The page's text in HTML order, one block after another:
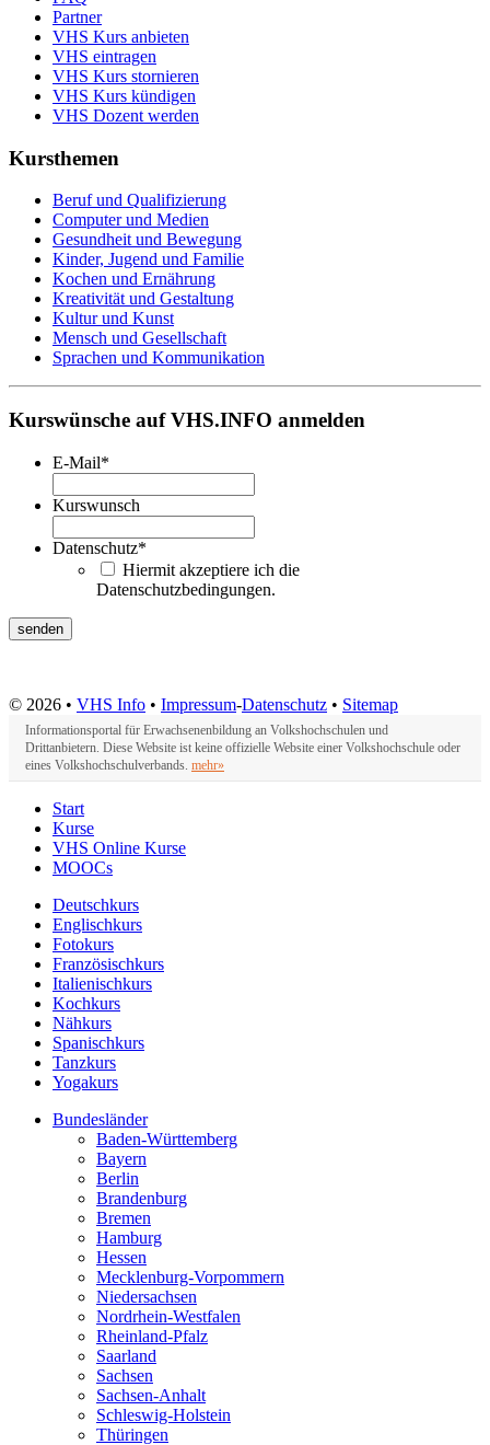
Partner
VHS Kurs anbieten
VHS eintragen
VHS Kurs stornieren
VHS Kurs kündigen
VHS Dozent werden
Kursthemen
Beruf und Qualifizierung
Computer und Medien
Gesundheit und Bewegung
Kinder, Jugend und Familie
Kochen und Ernährung
Kreativität und Gestaltung
Kultur und Kunst
Mensch und Gesellschaft
Sprachen und Kommunikation
Kurswünsche auf VHS.INFO anmelden
E-Mail*
Kurswunsch
Datenschutz*
Hiermit akzeptiere ich die
Datenschutzbedingungen.
© 2026 • VHS Info • Impressum-Datenschutz • Sitemap
Informationsportal für Erwachsenenbildung an Volkshochschulen und
Drittanbietern. Diese Website ist keine offizielle Website einer Volkshochschule oder
eines Volkshochschulverbands. mehr»
Start
Kurse
VHS Online Kurse
MOOCs
Deutschkurs
Englischkurs
Fotokurs
Französischkurs
Italienischkurs
Kochkurs
Nähkurs
Spanischkurs
Tanzkurs
Yogakurs
Bundesländer
Baden-Württemberg
Bayern
Berlin
Brandenburg
Bremen
Hamburg
Hessen
Mecklenburg-Vorpommern
Niedersachsen
Nordrhein-Westfalen
Rheinland-Pfalz
Saarland
Sachsen
Sachsen-Anhalt
Schleswig-Holstein
Thüringen